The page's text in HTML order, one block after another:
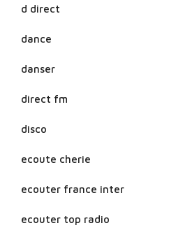
d direct
dance
danser
direct fm
disco
ecoute cherie
ecouter france inter
ecouter top radio